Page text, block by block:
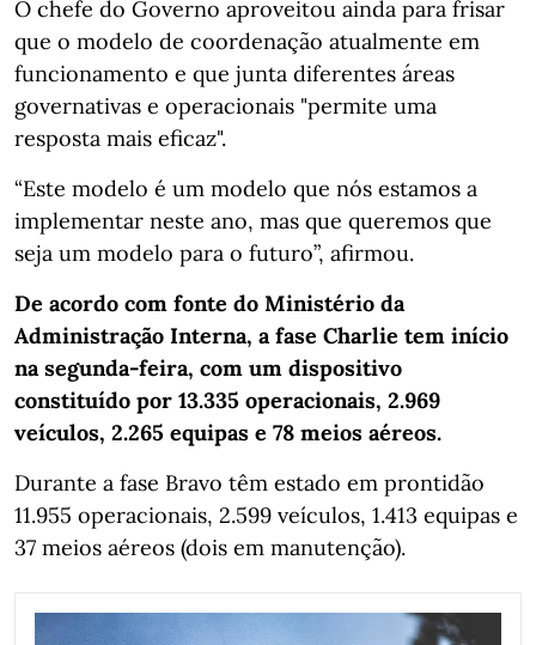
O chefe do Governo aproveitou ainda para frisar
que o modelo de coordenação atualmente em
funcionamento e que junta diferentes áreas
governativas e operacionais "permite uma
resposta mais eficaz".
“Este modelo é um modelo que nós estamos a
implementar neste ano, mas que queremos que
seja um modelo para o futuro”, afirmou.
De acordo com fonte do Ministério da
Administração Interna, a fase Charlie tem início
na segunda-feira, com um dispositivo
constituído por 13.335 operacionais, 2.969
veículos, 2.265 equipas e 78 meios aéreos.
Durante a fase Bravo têm estado em prontidão
11.955 operacionais, 2.599 veículos, 1.413 equipas e
37 meios aéreos (dois em manutenção).